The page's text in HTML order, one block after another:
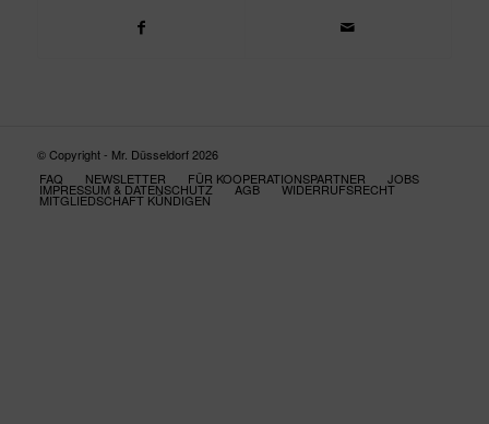
© Copyright - Mr. Düsseldorf 2026
FAQ
NEWSLETTER FÜR KOOPERATIONSPARTNER JOBS
IMPRESSUM & DATENSCHUTZ AGB WIDERRUFSRECHT
MITGLIEDSCHAFT KÜNDIGEN